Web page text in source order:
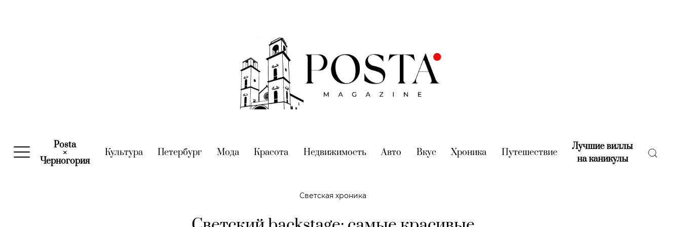
Posta
×
Черногория(current)
Культура(current)
Петербург (current)
Мода(current)
Красота (current)
Недвижимость(current)
Авто (current)
Вкус (current)
Хроника (current)
Путешествие(current)
Лучшие виллы
на каникулы(current)
Светская хроника